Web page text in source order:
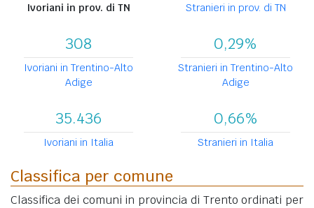
Ivoriani in prov. di TN Stranieri in prov. di TN
308
Ivoriani in Trentino-Alto
Adige
0,29%
Stranieri in Trentino-Alto
Adige
35.436
Ivoriani in Italia
0,66%
Stranieri in Italia
Classifica per comune
Classifica dei comuni in provincia di Trento ordinati per